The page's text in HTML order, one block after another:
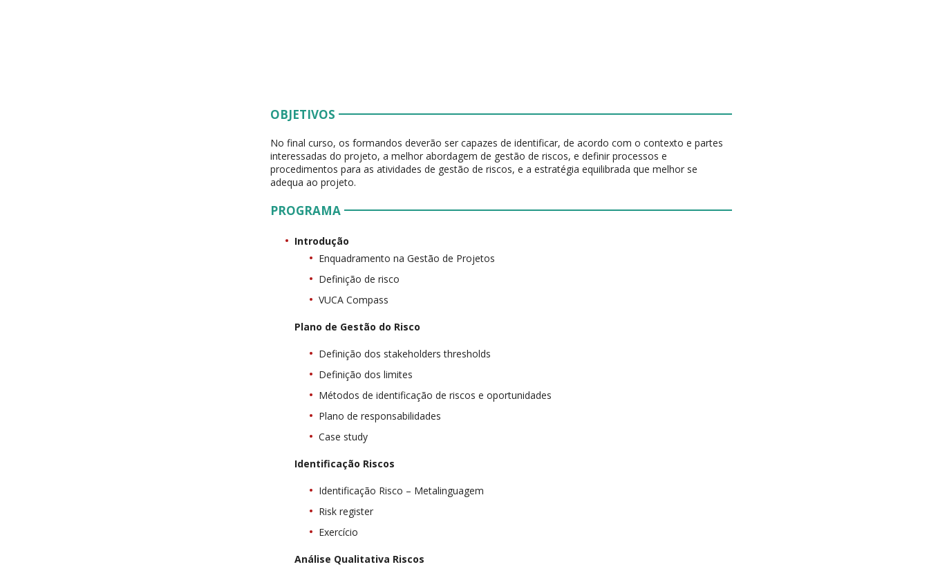
OBJETIVOS
No final curso, os formandos deverão ser capazes de identificar, de acordo com o contexto e partes
interessadas do projeto, a melhor abordagem de gestão de riscos, e definir processos e
procedimentos para as atividades de gestão de riscos, e a estratégia equilibrada que melhor se
adequa ao projeto.
PROGRAMA
Introdução
Enquadramento na Gestão de Projetos
Definição de risco
VUCA Compass
Plano de Gestão do Risco
Definição dos stakeholders thresholds
Definição dos limites
Métodos de identificação de riscos e oportunidades
Plano de responsabilidades
Case study
Identificação Riscos
Identificação Risco – Metalinguagem
Risk register
Exercício
Análise Qualitativa Riscos